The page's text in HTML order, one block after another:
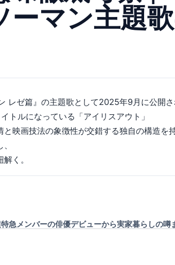
マン主題
レゼ篇』の主題歌として2025年9月に公開さ
トルになっている「アイリスアウト」
映画技法の象徴性が交錯する独自の構造を持
く。
急メンバーの俳優デビューから実家暮らしの噂